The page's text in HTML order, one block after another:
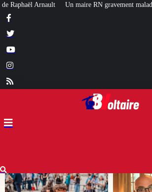
malade : indécente jubilation chez certains…